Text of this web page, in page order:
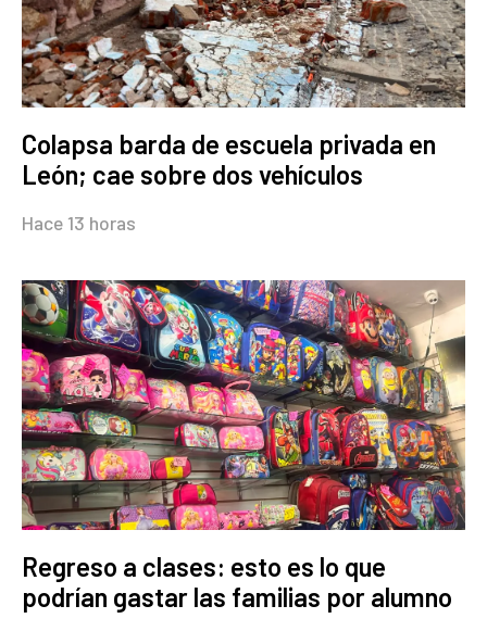
Colapsa barda de escuela privada en
León; cae sobre dos vehículos
Hace 13 horas
Regreso a clases: esto es lo que
podrían gastar las familias por alumno